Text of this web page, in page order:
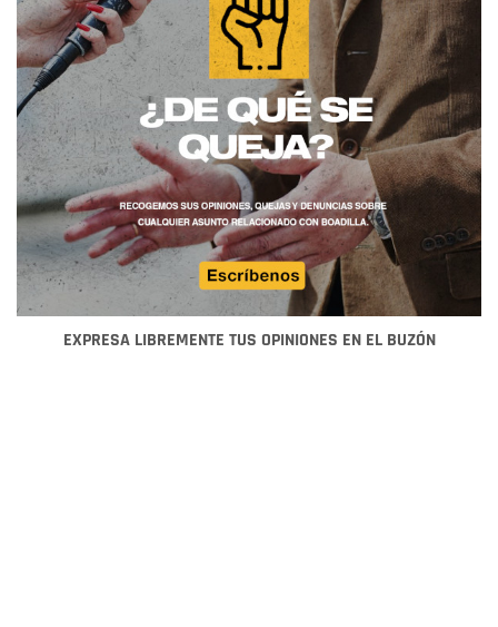
EXPRESA LIBREMENTE TUS OPINIONES EN EL BUZÓN